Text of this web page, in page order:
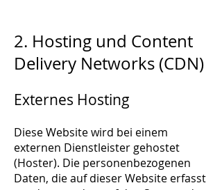
2. Hosting und Content
Delivery Networks (CDN)
Externes Hosting
Diese Website wird bei einem
externen Dienstleister gehostet
(Hoster). Die personenbezogenen
Daten, die auf dieser Website erfasst